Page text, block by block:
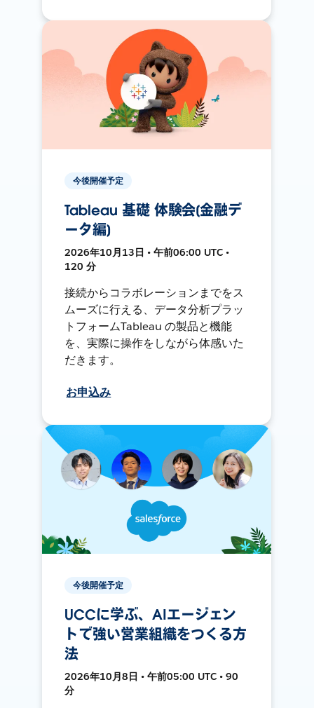
今後開催予定
Tableau 基礎 体験会[金融デ
ータ編]
2026年10月13日 • 午前06:00 UTC •
120 分
接続からコラボレーションまでをス
ムーズに行える、データ分析プラッ
トフォームTableau の製品と機能
を、実際に操作をしながら体感いた
だきます。
お申込み
今後開催予定
UCCに学ぶ、AIエージェン
トで強い営業組織をつくる方
法
2026年10月8日 • 午前05:00 UTC • 90
分